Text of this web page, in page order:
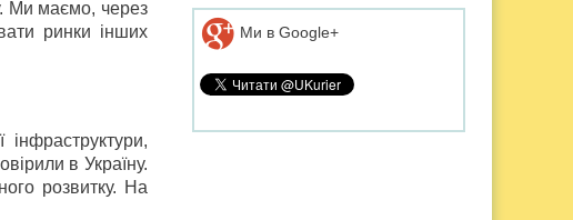
Ми маємо, через
ринки інших
в Україну.
розвитку. На
Ми в Google+